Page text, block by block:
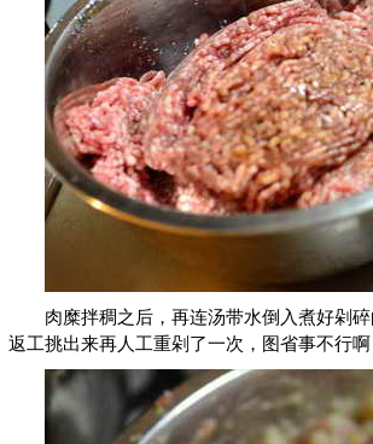
肉糜拌稠之后，再连汤带水倒入煮好剁
返工挑出来再人工重剁了一次，图省事不行啊